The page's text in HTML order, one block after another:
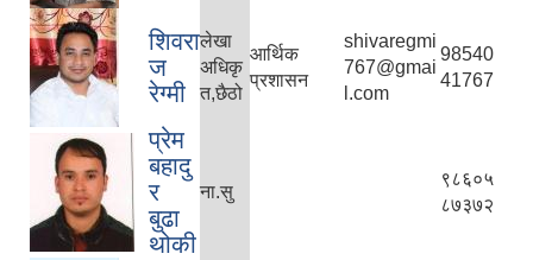
शिवरा
ज
रेग्मी
लेखा
अधिकृ
त,छैठो
आर्थिक
प्रशासन
shivaregmi
767@gmai
l.com
98540
41767
प्रेम
बहादु
र
बुढा
थोकी
ना.सु
९८६०५
८७३७२